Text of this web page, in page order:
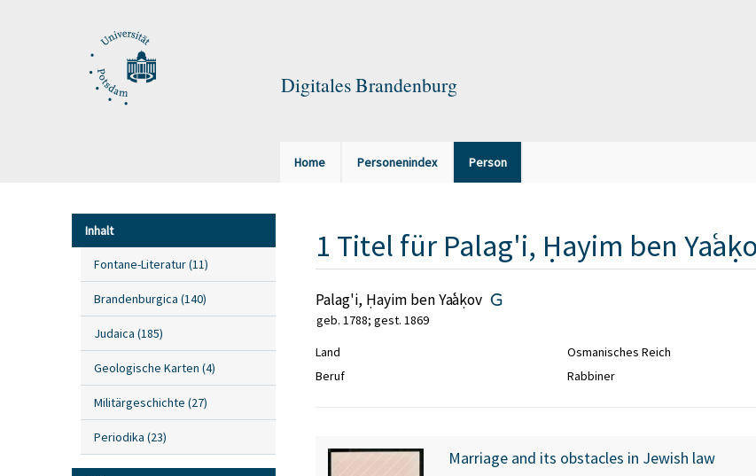
Digitales Brandenburg
Home Personenindex Person
Inhalt
Fontane-Literatur(11)
Brandenburgica (140)
Judaica (185)
Geologische Karten (4)
Militärgeschichte (27)
Periodika (23)
1 Titel für Palag'i, Ḥayim ben
Palag'i, Ḥayim ben Yaʿaḳov
geb. 1788; gest. 1869
Land
Osmanisches Reich
Beruf
Rabbiner
Marriage and its obstacles in Jewish law